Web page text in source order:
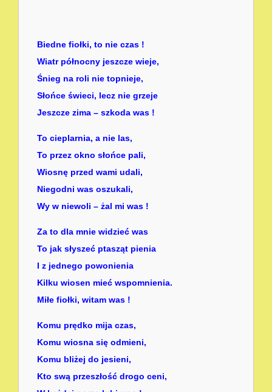
Biedne fiołki, to nie czas !
Wiatr północny jeszcze wieje,
Śnieg na roli nie topnieje,
Słońce świeci, lecz nie grzeje
Jeszcze zima – szkoda was !
To cieplarnia, a nie las,
To przez okno słońce pali,
Wiosnę przed wami udali,
Niegodni was oszukali,
Wy w niewoli – żal mi was !
Za to dla mnie widzieć was
To jak słyszeć ptasząt pienia
I z jednego powonienia
Kilku wiosen mieć wspomnienia.
Miłe fiołki, witam was !
Komu prędko mija czas,
Komu wiosna się odmieni,
Komu bliżej do jesieni,
Kto swą przeszłość drogo ceni,